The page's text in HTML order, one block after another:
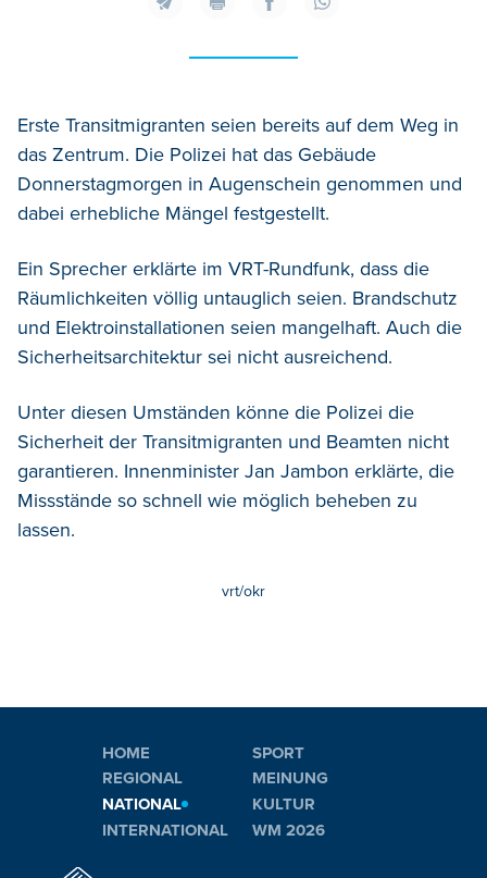
Erste Transitmigranten seien bereits auf dem Weg in
das Zentrum. Die Polizei hat das Gebäude
Donnerstagmorgen in Augenschein genommen und
dabei erhebliche Mängel festgestellt.
Ein Sprecher erklärte im VRT-Rundfunk, dass die
Räumlichkeiten völlig untauglich seien. Brandschutz
und Elektroinstallationen seien mangelhaft. Auch die
Sicherheitsarchitektur sei nicht ausreichend.
Unter diesen Umständen könne die Polizei die
Sicherheit der Transitmigranten und Beamten nicht
garantieren. Innenminister Jan Jambon erklärte, die
Missstände so schnell wie möglich beheben zu
lassen.
vrt/okr
HOME
REGIONAL
NATIONAL
INTERNATIONAL
SPORT
MEINUNG
KULTUR
WM 2026